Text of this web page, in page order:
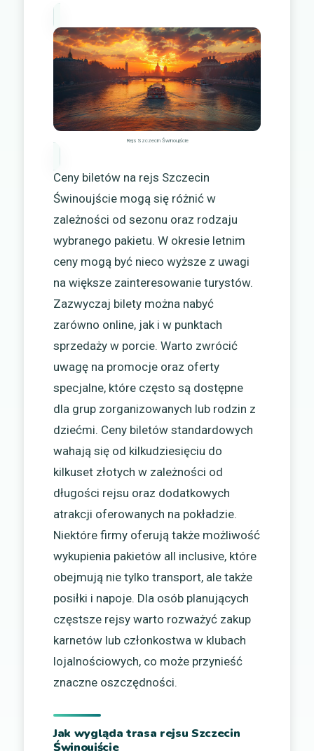
Rejs Szczecin Świnoujście
Ceny biletów na rejs Szczecin
Świnoujście mogą się różnić w
zależności od sezonu oraz rodzaju
wybranego pakietu. W okresie letnim
ceny mogą być nieco wyższe z uwagi
na większe zainteresowanie turystów.
Zazwyczaj bilety można nabyć
zarówno online, jak i w punktach
sprzedaży w porcie. Warto zwrócić
uwagę na promocje oraz oferty
specjalne, które często są dostępne
dla grup zorganizowanych lub rodzin z
dziećmi. Ceny biletów standardowych
wahają się od kilkudziesięciu do
kilkuset złotych w zależności od
długości rejsu oraz dodatkowych
atrakcji oferowanych na pokładzie.
Niektóre firmy oferują także możliwość
wykupienia pakietów all inclusive, które
obejmują nie tylko transport, ale także
posiłki i napoje. Dla osób planujących
częstsze rejsy warto rozważyć zakup
karnetów lub członkostwa w klubach
lojalnościowych, co może przynieść
znaczne oszczędności.
Jak wygląda trasa rejsu Szczecin
Świnoujście